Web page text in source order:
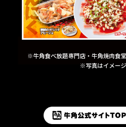
※牛角食べ放題専門店・牛角焼肉食
※写真はイメー